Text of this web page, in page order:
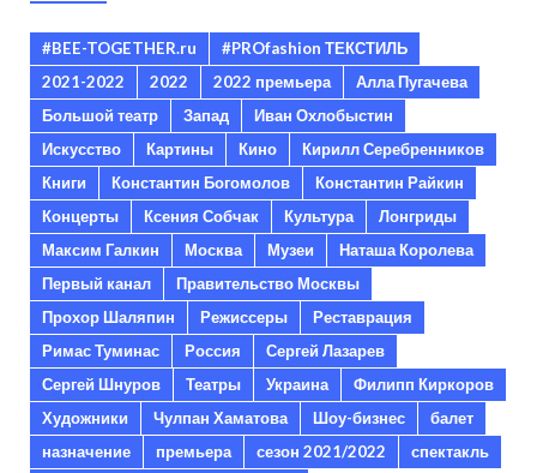
#BEE-TOGETHER.ru
#PROfashion ТЕКСТИЛЬ
2021-2022
2022 2022 премьера
Алла Пугачева
Большой театр
Запад
Иван Охлобыстин
Искусство
Картины Кино
Кирилл Серебренников
Книги
Константин Богомолов
Константин Райкин
Концерты
Ксения Собчак Культура
Лонгриды
Максим Галкин
Москва Музеи
Наташа Королева
Первый канал
Правительство Москвы
Прохор Шаляпин
Режиссеры
Реставрация
Римас Туминас
Россия
Сергей Лазарев
Сергей Шнуров
Театры Украина
Филипп Киркоров
Художники
Чулпан Хаматова Шоу-бизнес
балет
назначение
премьера сезон 2021/2022
спектакль